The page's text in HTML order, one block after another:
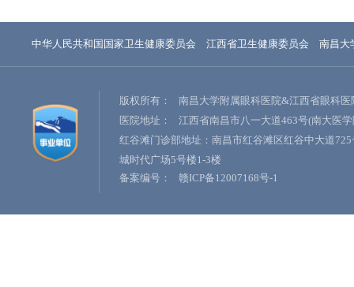
中华人民共和国国家卫生健康委员会 江西省卫生健康委员会 南昌大
版权所有：
南昌大学附属眼科医院&江西省眼科医
医院地址：
江西省南昌市八一大道463号(南大医
红谷滩门诊部地址：南昌市红谷滩区红谷中大道725
城时代广场5号楼1-3楼
备案编号：
赣ICP备12007168号-1